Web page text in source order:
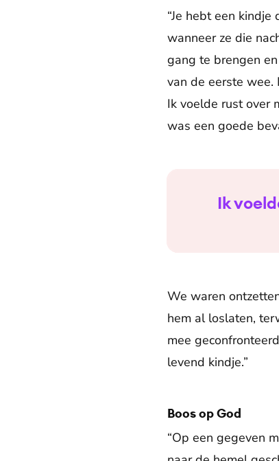
“Je hebt een
wanneer ze die
gang te brengen
van de eerste wee.
Ik voelde rust over
was een goede
Ik
We waren
hem al loslaten,
mee
levend kindje.”
Boos op God
“Op een gegeven